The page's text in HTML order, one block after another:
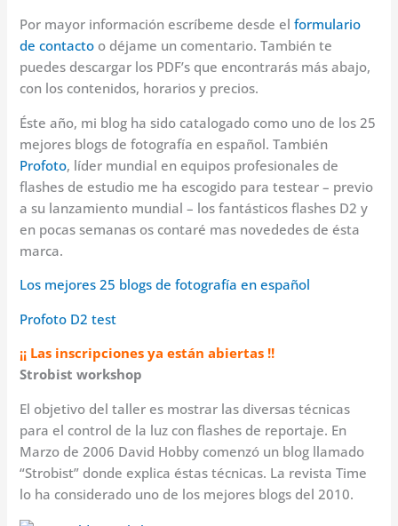
Por mayor información escríbeme desde elformulario
de contacto o déjame un comentario. También te
puedes descargar los PDF’s que encontrarás más abajo,
con los contenidos, horarios y precios.
Éste año, mi blog ha sido catalogado como uno de los 25
mejores blogs de fotografía en español. También
Profoto, líder mundial en equipos profesionales de
flashes de estudio me ha escogido para testear – previo
a su lanzamiento mundial – los fantásticos flashes D2 y
en pocas semanas os contaré mas novededes de ésta
marca.
Los mejores 25 blogs de fotografía en español
Profoto D2 test
¡¡ Las inscripciones ya están abiertas !!
Strobist workshop
El objetivo del taller es mostrar las diversas técnicas
para el control de la luz con flashes de reportaje. En
Marzo de 2006 David Hobby comenzó un blog llamado
“Strobist” donde explica éstas técnicas. La revista Time
lo ha considerado uno de los mejores blogs del 2010.